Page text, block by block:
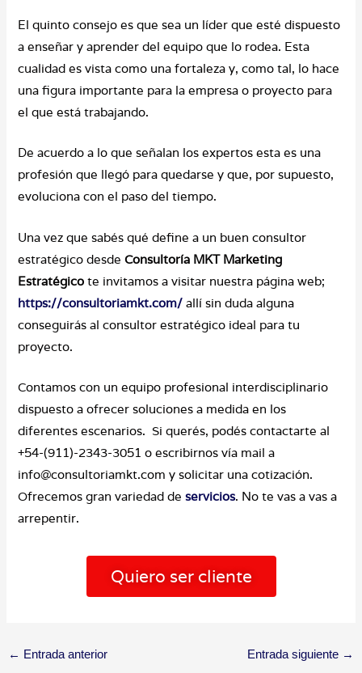
El quinto consejo es que sea un líder que esté dispuesto
a enseñar y aprender del equipo que lo rodea. Esta
cualidad es vista como una fortaleza y, como tal, lo hace
una figura importante para la empresa o proyecto para
el que está trabajando.
De acuerdo a lo que señalan los expertos esta es una
profesión que llegó para quedarse y que, por supuesto,
evoluciona con el paso del tiempo.
Una vez que sabés qué define a un buen consultor
estratégico desdeConsultoría MKT Marketing
Estratégicote invitamos a visitar nuestra página web;
https://consultoriamkt.com/ allí sin duda alguna
conseguirás al consultor estratégico ideal para tu
proyecto.
Contamos con un equipo profesional interdisciplinario
dispuesto a ofrecer soluciones a medida en los
diferentes escenarios. Si querés, podés contactarte al
+54-(911)-2343-3051 o escribirnos vía mail a
info@consultoriamkt.com y solicitar una cotización.
Ofrecemos gran variedad deservicios. No te vas a vas a
arrepentir.
Quiero ser cliente
← Entrada anterior Entrada siguiente →